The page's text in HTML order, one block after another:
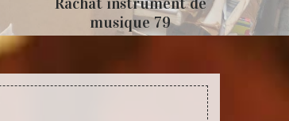
musique 79